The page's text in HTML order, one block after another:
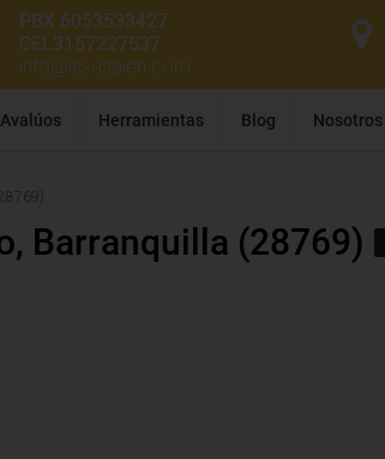
PBX 6053533427
CEL3157227537
info@issasaieh.com
Avalúos Herramientas Blog Nosotros
Barranquilla (28769)